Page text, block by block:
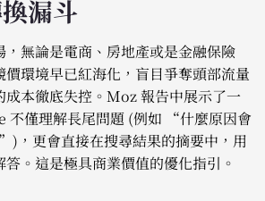
漏斗
無論是電商、房地產或是金融保險
價環境早已紅海化，盲目爭奪頭部流量
成本徹底失控。Moz 報告中展示了一
不僅理解長尾問題 (例如 “什麼原因會
，更會直接在搜尋結果的摘要中，用
。這是極具商業價值的優化指引。